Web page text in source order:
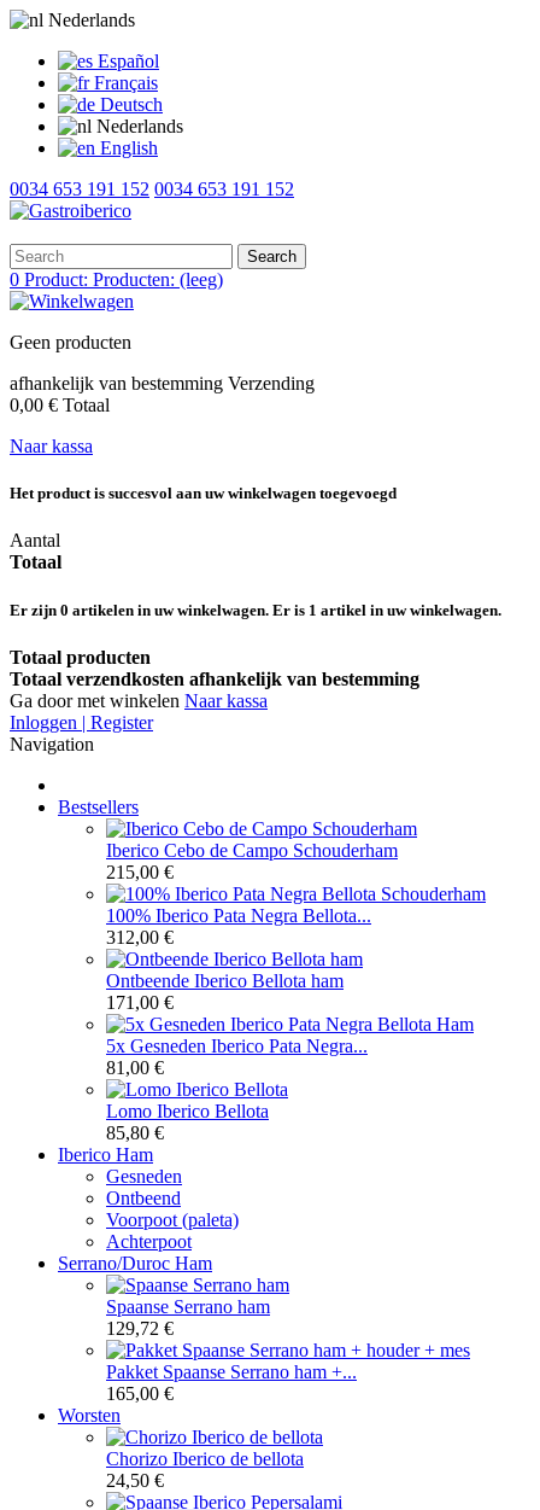
Nederlands
Español
Français
Deutsch
Nederlands
English
0034 653 191 152 0034 653 191 152
Search
0 Product: Producten: (leeg)
Geen producten
afhankelijk van bestemming Verzending
0,00 € Totaal
Naar kassa
Het product is succesvol aan uw winkelwagen toegevoegd
Aantal
Totaal
Er zijn 0 artikelen in uw winkelwagen. Er is 1 artikel in uw winkelwagen.
Totaal producten
Totaal verzendkosten afhankelijk van bestemming
Ga door met winkelen Naar kassa
Inloggen | Register
Navigation
Bestsellers
Iberico Cebo de Campo Schouderham
215,00 €
100% Iberico Pata Negra Bellota...
312,00 €
Ontbeende Iberico Bellota ham
171,00 €
5x Gesneden Iberico Pata Negra...
81,00 €
Lomo Iberico Bellota
85,80 €
Iberico Ham
Gesneden
Ontbeend
Voorpoot (paleta)
Achterpoot
Serrano/Duroc Ham
Spaanse Serrano ham
129,72 €
Pakket Spaanse Serrano ham +...
165,00 €
Worsten
Chorizo Iberico de bellota
24,50 €